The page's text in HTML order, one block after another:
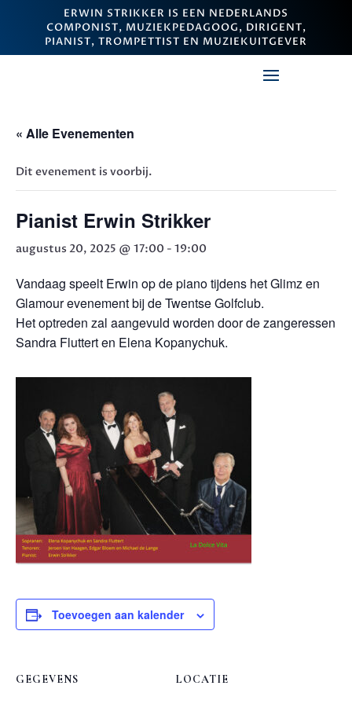
ERWIN STRIKKER IS EEN NEDERLANDS
COMPONIST, MUZIEKPEDAGOOG, DIRIGENT,
PIANIST, TROMPETTIST EN MUZIEKUITGEVER
« Alle Evenementen
Dit evenement is voorbij.
Pianist Erwin Strikker
augustus 20, 2025 @ 17:00 - 19:00
Vandaag speelt Erwin op de piano tijdens het Glimz en
Glamour evenement bij de Twentse Golfclub.
Het optreden zal aangevuld worden door de zangeressen
Sandra Fluttert en Elena Kopanychuk.
Toevoegen aan kalender
GEGEVENS LOCATIE